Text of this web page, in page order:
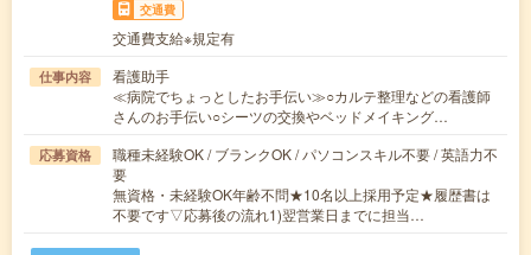
交通費
交通費支給※規定有
仕事内容
看護助手
≪病院でちょっとしたお手伝い≫○カルテ整理などの看護師
さんのお手伝い○シーツの交換やベッドメイキング…
応募資格
職種未経験OK / ブランクOK / パソコンスキル不要 / 英語力不
要
無資格・未経験OK年齢不問★10名以上採用予定★履歴書は
不要です▽応募後の流れ1)翌営業日までに担当…